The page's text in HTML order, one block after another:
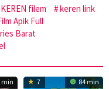
KEREN filem
keren link
Apik Full
Barat
min 7 84 min